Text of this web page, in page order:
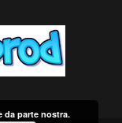
parte nostra.